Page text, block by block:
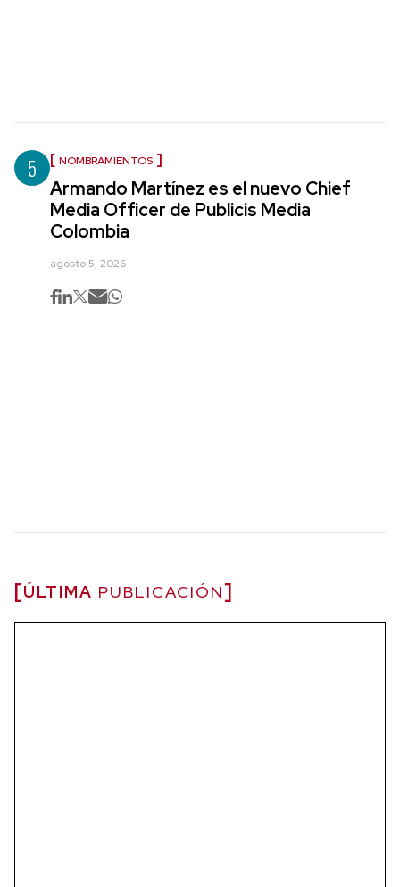
5 NOMBRAMIENTOS
Armando Martínez es el nuevo Chief
Media Officer de Publicis Media
Colombia
agosto 5, 2026
ÚLTIMA PUBLICACIÓN